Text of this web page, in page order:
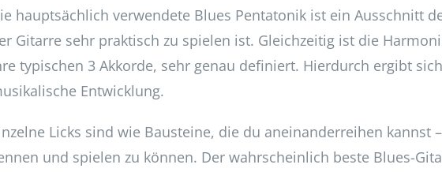
hauptsächlich verwendete Blues Pentatonik ist ein Ausschnitt
Gitarre sehr praktisch zu spielen ist. Gleichzeitig ist die
typischen 3 Akkorde, sehr genau definiert. Hierdurch ergibt
Entwicklung.
Licks sind wie Bausteine, die du aneinanderreihen kannst
und spielen zu können. Der wahrscheinlich beste Blues-